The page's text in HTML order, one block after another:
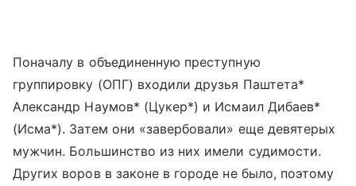
Поначалу в объединенную преступную
группировку (ОПГ) входили друзья Паштета*
Александр Наумов* (Цукер*) и Исмаил Дибаев*
(Исма*). Затем они «завербовали» еще девятерых
мужчин. Большинство из них имели судимости.
Других воров в законе в городе не было, поэтому